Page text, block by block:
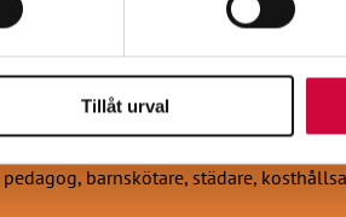
som vi samarbetar med. Dessa
Tillåt urval
tusen olika yrkesbeteckningar
barnskötare, städare,